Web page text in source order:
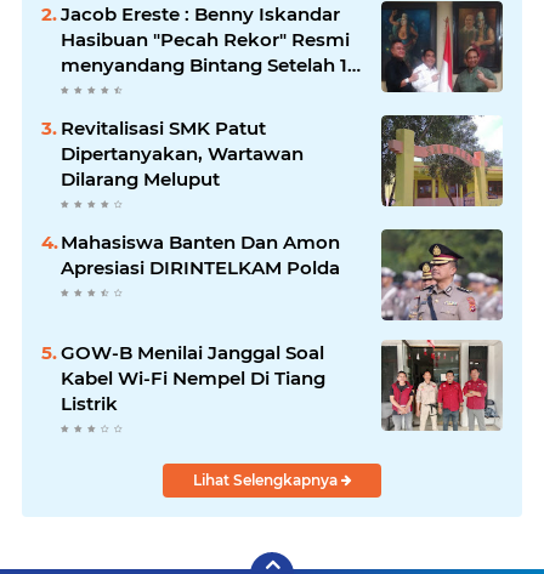
Jacob Ereste : Benny Iskandar
Hasibuan "Pecah Rekor" Resmi
menyandang Bintang Setelah 14
Tahun Ngejokrok Berpangjat
Kombes
Revitalisasi SMK Patut
Dipertanyakan, Wartawan
Dilarang Meluput
Mahasiswa Banten Dan Amon
Apresiasi DIRINTELKAM Polda
GOW-B Menilai Janggal Soal
Kabel Wi-Fi Nempel Di Tiang
Listrik
Lihat Selengkapnya